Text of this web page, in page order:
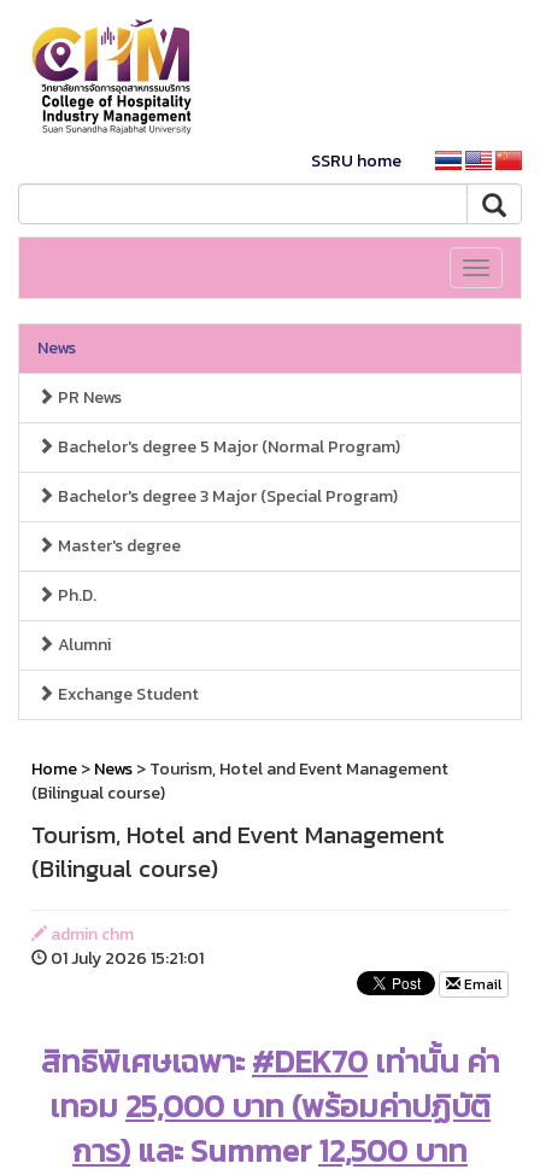
SSRU home
Toggle
News
PR News
Bachelor's degree 5 Major (Normal Program)
Bachelor's degree 3 Major (Special Program)
Master's degree
Ph.D.
Alumni
Exchange Student
Home>News> Tourism, Hotel and Event Management
(Bilingual course)
Tourism, Hotel and Event Management
(Bilingual course)
admin chm
01 July 2026 15:21:01
Email
สิทธิพิเศษเฉพาะ#DEK70 เท่านั้น ค่า
เทอม 25,000 บาท (พร้อมค่าปฏิบัติ
การ) และ Summer12,500 บาท